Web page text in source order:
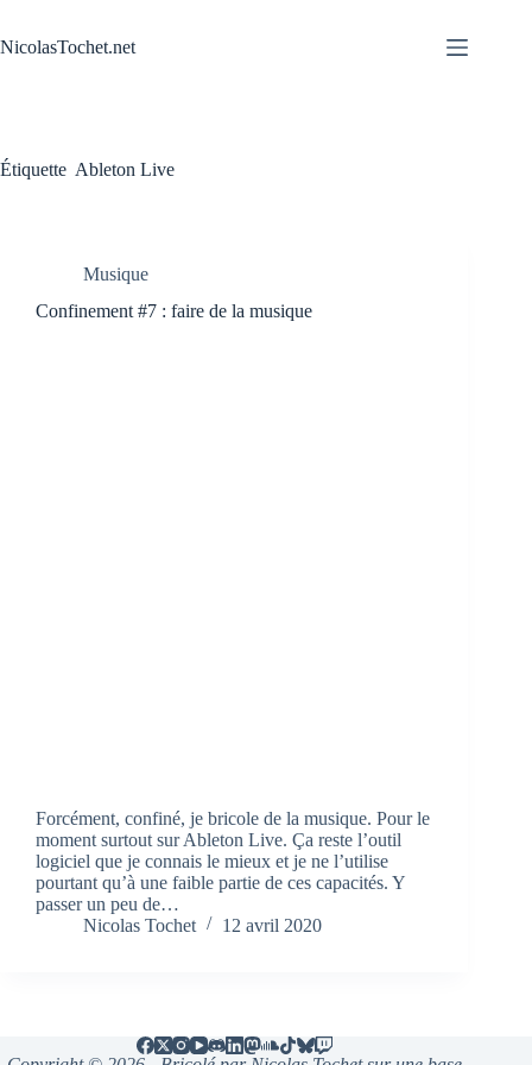
contenu
NicolasTochet.net
Étiquette Ableton Live
Musique
Confinement #7 : faire de la musique
Forcément, confiné, je bricole de la musique. Pour le
moment surtout sur Ableton Live. Ça reste l’outil
logiciel que je connais le mieux et je ne l’utilise
pourtant qu’à une faible partie de ces capacités. Y
passer un peu de…
Nicolas Tochet
12 avril 2020